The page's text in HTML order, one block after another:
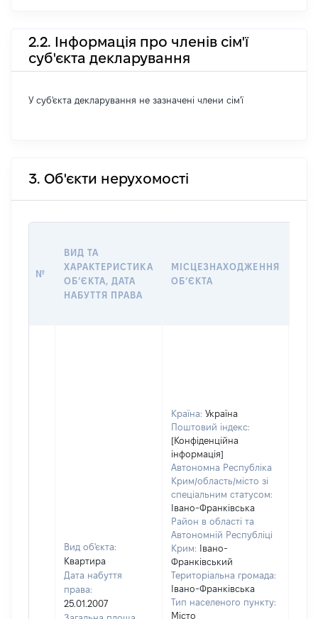
2.2. Інформація про членів сім'ї
суб'єкта декларування
У суб'єкта декларування не зазначені члени сім'ї
3. Об'єкти нерухомості
№
ВИД ТА
ХАРАКТЕРИСТИКА
ОБʼЄКТА, ДАТА
НАБУТТЯ ПРАВА
МІСЦЕЗНАХОДЖЕННЯ
ОБʼЄКТА
Вид об'єкта:
Квартира
Дата набуття
права:
25.01.2007
Країна: Україна
Поштовий індекс:
[Конфіденційна
інформація]
Автономна Республіка
Крим/область/місто зі
спеціальним статусом:
Івано-Франківська
Район в області та
Автономній Республіці
Крим:
Івано-
Франківський
Територіальна громада:
Івано-Франківська
Тип населеного пункту:
Місто